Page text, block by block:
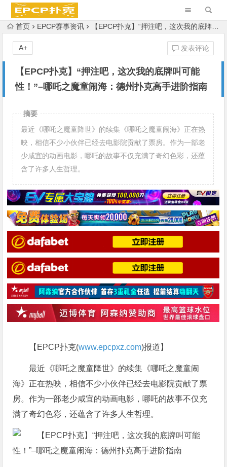
首页 EPCP赛事资讯 【EPCP扑克】“押注吧，这次我的底牌叫可能性！”–哪吒之魔童闹海：德州扑克高手进阶指南
【EPCP扑克】“押注吧，这次我的底牌叫可能
性！”–哪吒之魔童闹海：德州扑克高手进阶指南
发表评论
A+
摘要
最近《哪吒之魔童降世》的续集《哪吒之魔童闹海》正在热
映，相信不少小伙伴已经去电影院贡献了票房。作为一部老
少咸宜的动画电影，哪吒的故事不仅充满了奇幻色彩，还蕴
含了许多人生哲理。
【EPCP扑克(www.epcpxz.com)报道】
最近《哪吒之魔童降世》的续集《哪吒之魔童闹
海》正在热映，相信不少小伙伴已经去电影院贡献了票
房。作为一部老少咸宜的动画电影，哪吒的故事不仅充
满了奇幻色彩，还蕴含了许多人生哲理。